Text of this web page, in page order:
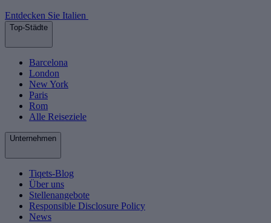
Entdecken Sie Italien
Top-Städte
Barcelona
London
New York
Paris
Rom
Alle Reiseziele
Unternehmen
Tiqets-Blog
Über uns
Stellenangebote
Responsible Disclosure Policy
News